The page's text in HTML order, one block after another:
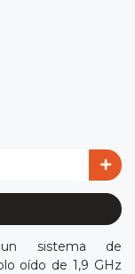
un sistema de
oído de 1,9 GHz